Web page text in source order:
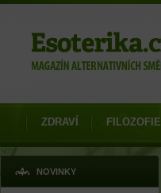
ZDRAVÍ FILOZOFIE
NOVINKY